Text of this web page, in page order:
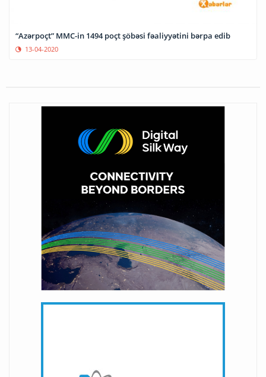
“Azərpoçt” MMC-in 1494 poçt şöbəsi fəaliyyətini bərpa edib
13-04-2020